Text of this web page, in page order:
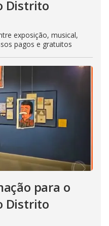
Distrito
exposição, musical,
pagos e gratuitos
para o
Distrito